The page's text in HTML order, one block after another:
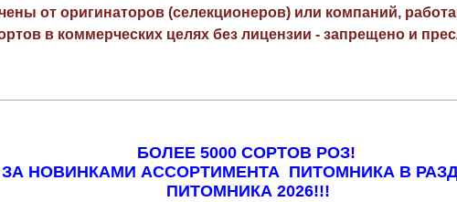
от оригинаторов (селекционеров) или компаний,
в коммерческих целях без лицензии - запрещено и
БОЛЕЕ 5000 СОРТОВ РОЗ!
НОВИНКАМИ АССОРТИМЕНТА ПИТОМНИКА В
ПИТОМНИКА 2026!!!